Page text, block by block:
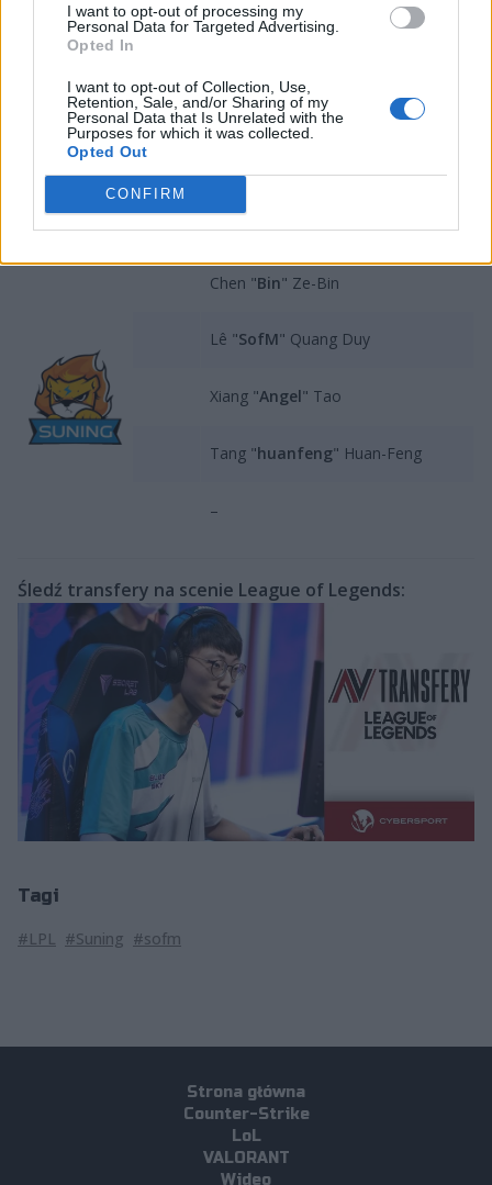
I want to opt-out of processing my
Personal Data for Targeted Advertising.
Opted In
I want to opt-out of Collection, Use,
Retention, Sale, and/or Sharing of my
Personal Data that Is Unrelated with the
Purposes for which it was collected.
Opted Out
CONFIRM
Suning, pozostała trójka z podstawowej piątki posiada
kontrakty do 2021 bądź też 2022 roku. Jeżeli więc
do podstawowego składu i doświadczonego trenera to,
kto wie, może w przyszłym sezonie zdoła sięgnąć po
Puchar Przywoływacza?
Tak prezentuje się obecnie podstawowy skład
Suning:
Chen "Bin" Ze-Bin
Lê "SofM" Quang Duy
Xiang "Angel" Tao
Tang "huanfeng" Huan-Feng
–
Śledź transfery na scenie League of Legends:
Tagi
#LPL #Suning #sofm
Strona główna
Counter-Strike
LoL
VALORANT
Wideo